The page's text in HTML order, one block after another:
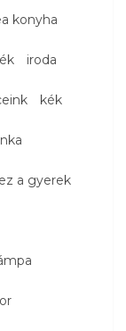
konyha
iroda
kék
a gyerek